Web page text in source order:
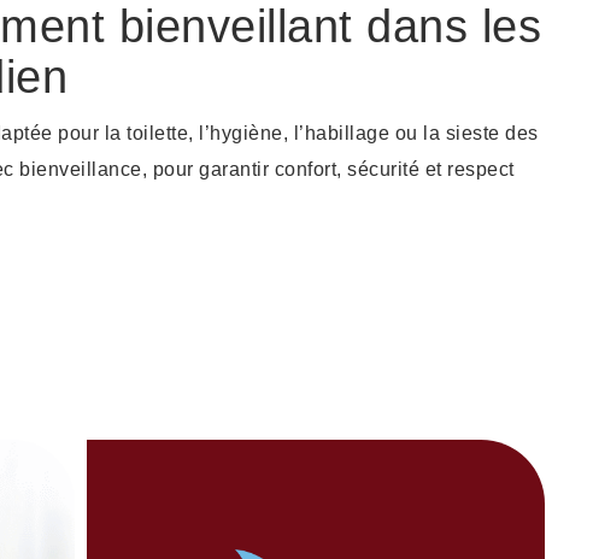
bienveillant dans les
pour la toilette, l’hygiène, l’habillage ou la sieste des
bienveillance, pour garantir confort, sécurité et respect